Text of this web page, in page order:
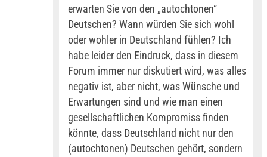
erwarten Sie von den „autochtonen“
Deutschen? Wann würden Sie sich wohl
oder wohler in Deutschland fühlen? Ich
habe leider den Eindruck, dass in diesem
Forum immer nur diskutiert wird, was alles
negativ ist, aber nicht, was Wünsche und
Erwartungen sind und wie man einen
gesellschaftlichen Kompromiss finden
könnte, dass Deutschland nicht nur den
(autochtonen) Deutschen gehört, sondern